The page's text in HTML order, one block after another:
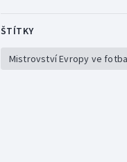
ŠTÍTKY
Mistrovství Evropy ve